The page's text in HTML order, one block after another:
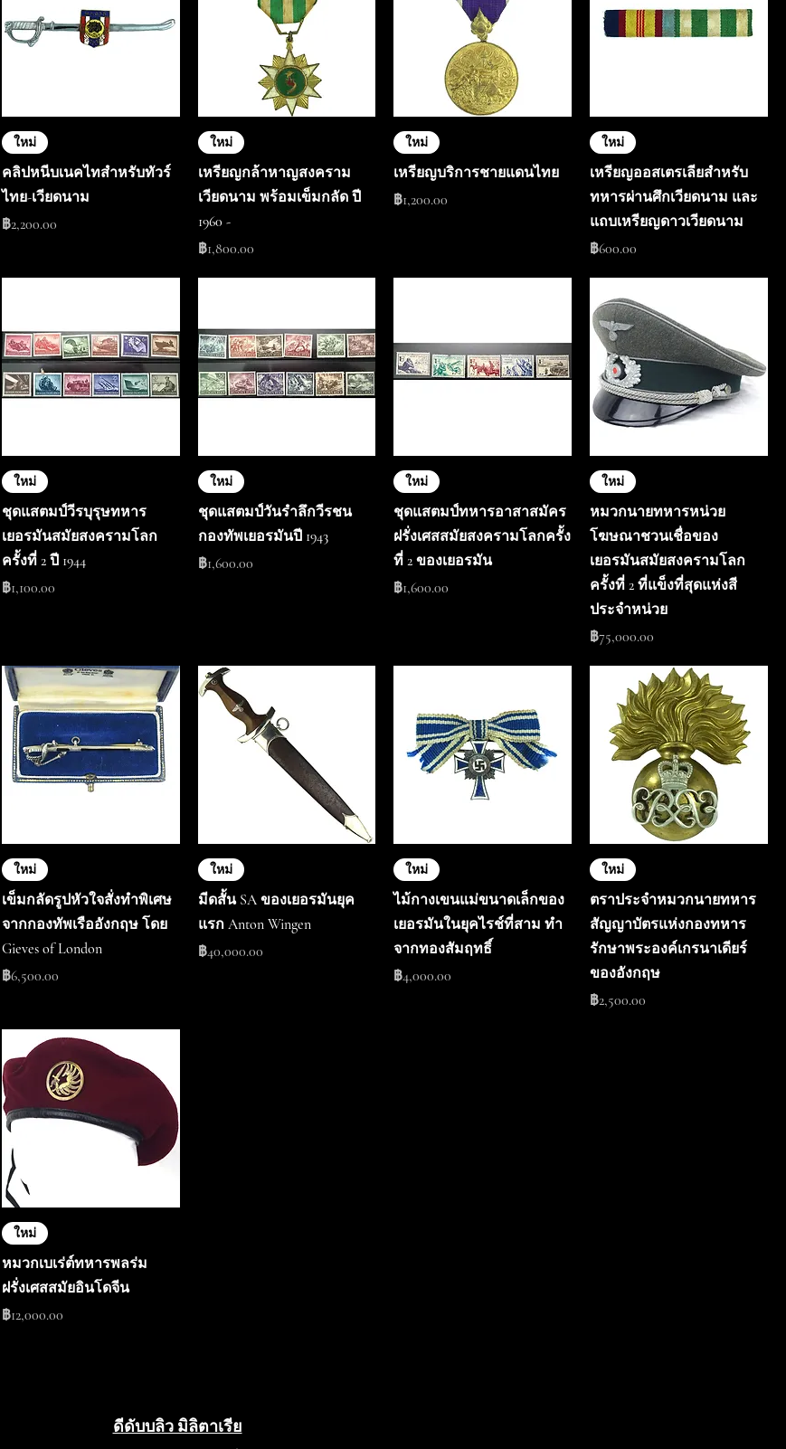
ใหม่
คลิปหนีบเนคไทสำหรับทัวร์
ไทย-เวียดนาม
ราคา
฿2,200.00
ใหม่
เหรียญกล้าหาญสงคราม
เวียดนาม พร้อมเข็มกลัด ปี
1960 -
ราคา
฿1,800.00
ใหม่
เหรียญบริการชายแดนไทย
ราคา
฿1,200.00
ใหม่
เหรียญออสเตรเลียสำหรับ
ทหารผ่านศึกเวียดนาม และ
แถบเหรียญดาวเวียดนาม
ราคา
฿600.00
ใหม่
ชุดแสตมป์วีรบุรุษทหาร
เยอรมันสมัยสงครามโลก
ครั้งที่ 2 ปี 1944
ราคา
฿1,100.00
ใหม่
ชุดแสตมป์วันรำลึกวีรชน
กองทัพเยอรมันปี 1943
ราคา
฿1,600.00
ใหม่
ชุดแสตมป์ทหารอาสาสมัคร
ฝรั่งเศสสมัยสงครามโลกครั้ง
ที่ 2 ของเยอรมัน
ราคา
฿1,600.00
ใหม่
หมวกนายทหารหน่วย
โฆษณาชวนเชื่อของ
เยอรมันสมัยสงครามโลก
ครั้งที่ 2 ที่แข็งที่สุดแห่งสี
ประจำหน่วย
ราคา
฿75,000.00
ใหม่
เข็มกลัดรูปหัวใจสั่งทำพิเศษ
จากกองทัพเรืออังกฤษ โดย
Gieves of London
ราคา
฿6,500.00
ใหม่
มีดสั้น SA ของเยอรมันยุค
แรก Anton Wingen
ราคา
฿40,000.00
ใหม่
ไม้กางเขนแม่ขนาดเล็กของ
เยอรมันในยุคไรช์ที่สาม ทำ
จากทองสัมฤทธิ์
ราคา
฿4,000.00
ใหม่
ตราประจำหมวกนายทหาร
สัญญาบัตรแห่งกองทหาร
รักษาพระองค์เกรนาเดียร์
ของอังกฤษ
ราคา
฿2,500.00
ใหม่
หมวกเบเร่ต์ทหารพลร่ม
ฝรั่งเศสสมัยอินโดจีน
ราคา
฿12,000.00
ดีดับบลิว มิลิตาเรีย